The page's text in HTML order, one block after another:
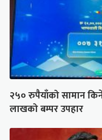
२५० रुपैयाँको सामान
लाखको बम्पर उपहार